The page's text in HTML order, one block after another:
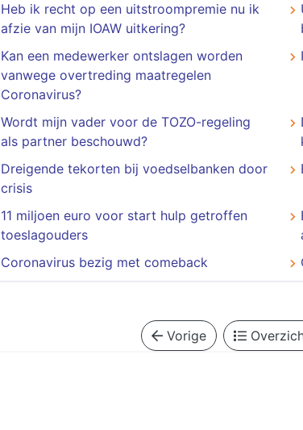
Heb ik recht op een uitstroompremie nu ik
afzie van mijn IOAW uitkering?
Kan een medewerker ontslagen worden
vanwege overtreding maatregelen
Coronavirus?
Wordt mijn vader voor de TOZO-regeling
als partner beschouwd?
Dreigende tekorten bij voedselbanken door
crisis
11 miljoen euro voor start hulp getroffen
toeslagouders
Coronavirus bezig met comeback
Vorige